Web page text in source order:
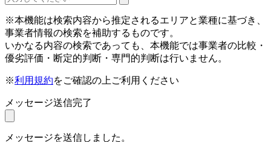
※本機能は検索内容から推定されるエリアと業種に基づき、
事業者情報の検索を補助するものです。
いかなる内容の検索であっても、本機能では事業者の比較・
優劣評価・断定的判断・専門的判断は行いません。
※利用規約をご確認の上ご利用ください
メッセージ送信完了
メッセージを送信しました。